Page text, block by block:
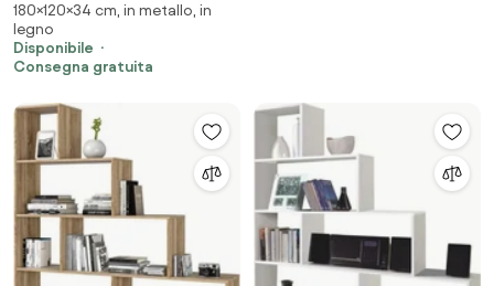
120x34x180 Jonah Bianca
180×120×34 cm, in metallo, in
legno
Disponibile
Consegna gratuita